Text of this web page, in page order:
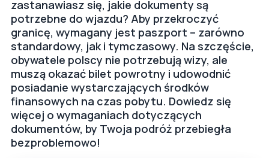
zastanawiasz się, jakie dokumenty są
potrzebne do wjazdu? Aby przekroczyć
granicę, wymagany jest paszport – zarówno
standardowy, jak i tymczasowy. Na szczęście,
obywatele polscy nie potrzebują wizy, ale
muszą okazać bilet powrotny i udowodnić
posiadanie wystarczających środków
finansowych na czas pobytu. Dowiedz się
więcej o wymaganiach dotyczących
dokumentów, by Twoja podróż przebiegła
bezproblemowo!